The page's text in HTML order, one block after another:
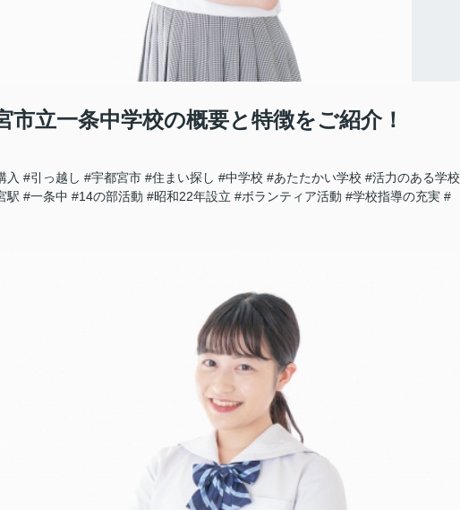
市立一条中学校の概要と特徴をご紹介！
入 #引っ越し #宇都宮市 #住まい探し #中学校 #あたたかい学校 #活力のある学校
駅 #一条中 #14の部活動 #昭和22年設立 #ボランティア活動 #学校指導の充実 #